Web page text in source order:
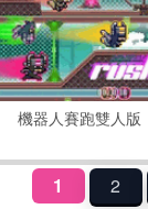
機器人賽跑雙人版
1 2